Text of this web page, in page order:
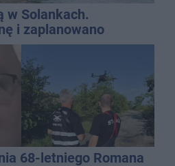
w Solankach.
i zaplanowano
68-letniego Romana